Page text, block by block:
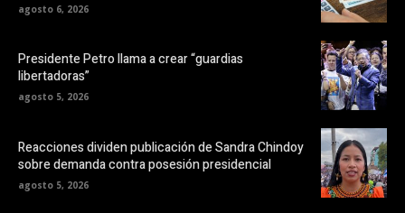
agosto 6, 2026
Presidente Petro llama a crear “guardias
libertadoras”
agosto 5, 2026
Reacciones dividen publicación de Sandra Chindoy
sobre demanda contra posesión presidencial
agosto 5, 2026